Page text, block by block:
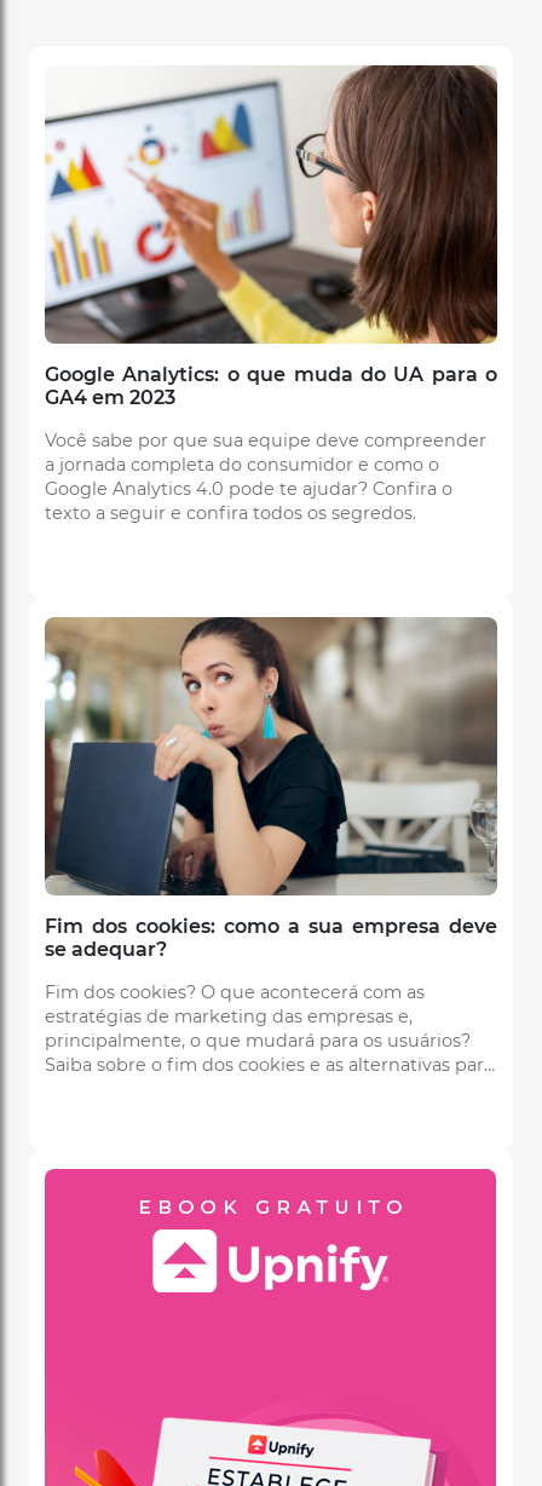
Google Analytics: o que muda do UA para o
GA4 em 2023
Você sabe por que sua equipe deve compreender
a jornada completa do consumidor e como o
Google Analytics 4.0 pode te ajudar? Confira o
texto a seguir e confira todos os segredos.
Fim dos cookies: como a sua empresa deve
se adequar?
Fim dos cookies? O que acontecerá com as
estratégias de marketing das empresas e,
principalmente, o que mudará para os usuários?
Saiba sobre o fim dos cookies e as alternativas para